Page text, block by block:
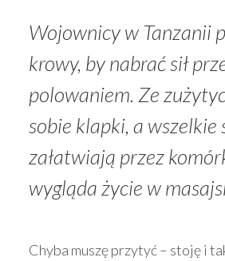
Wojownicy w Tanzanii
krowy, by nabrać sił
polowaniem. Ze
sobie klapki, a wszelkie
załatwiają przez
wygląda życie w
Chyba muszę przytyć – stoję i